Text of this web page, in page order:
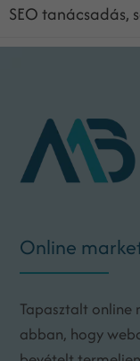
SEO
Online
Tapasztalt
abban, hogy